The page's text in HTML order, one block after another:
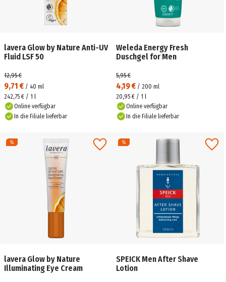
lavera Glow by Nature Anti-UV
Fluid LSF 50
9,71 € / 40 ml
12,95 €
242,75 € / 1 l
Online verfügbar
In die Filiale lieferbar
Weleda Energy Fresh
Duschgel for Men
4,19 € / 200 ml
5,95 €
20,95 € / 1 l
Online verfügbar
In die Filiale lieferbar
lavera Glow by Nature
Illuminating Eye Cream
SPEICK Men After Shave
Lotion